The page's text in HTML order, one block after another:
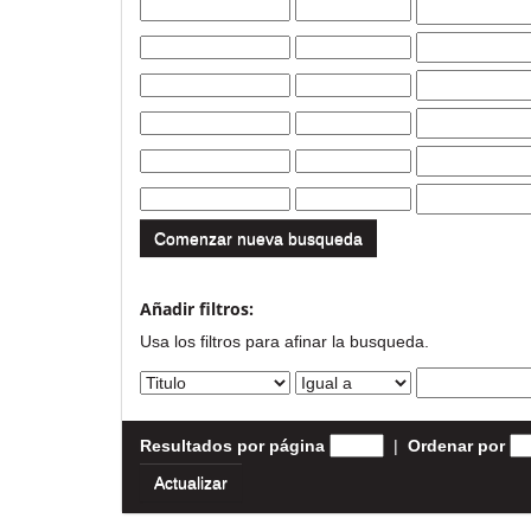
Comenzar nueva busqueda
Añadir filtros:
Usa los filtros para afinar la busqueda.
Resultados por página | Ordenar por